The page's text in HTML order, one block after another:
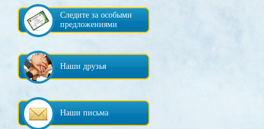
Следите за особыми
предложениями
Наши друзья
Наши письма